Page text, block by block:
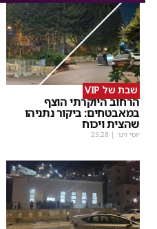
שבת של VIP
הרחוב היוקרתי הוצף
במאבטחים: ביקור נתניהו
שהצית ויכוח
יוסי וינר |
23:28